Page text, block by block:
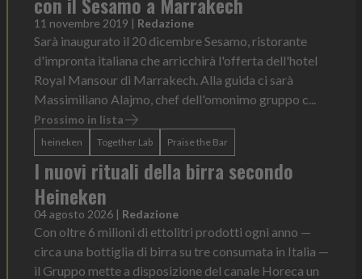
11 novembre 2019 | Redazione
Sarà inaugurato il 20 dicembre Sesamo, ristorante
d'impronta italiana che arricchirà l'offerta dell'hotel
Royal Mansour di Marrakech. Alla guida ci sarà
Massimiliano Alajmo, chef dell'omonimo gruppo c...
Prossimo in lista
heineken Together Lab Praise the Bar
I nuovi rituali della birra secondo
Heineken
04 agosto 2026 | Redazione
Con oltre 6 milioni di ettolitri prodotti ogni anno —
circa una bottiglia di birra su tre consumata in Italia —
il Gruppo mette a disposizione del canale Horeca un